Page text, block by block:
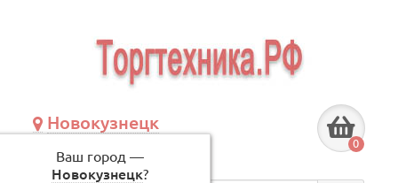
Новокузнецк
Ваш город —
Новокузнецк?
по будням, с 09:00 до 18:00
0